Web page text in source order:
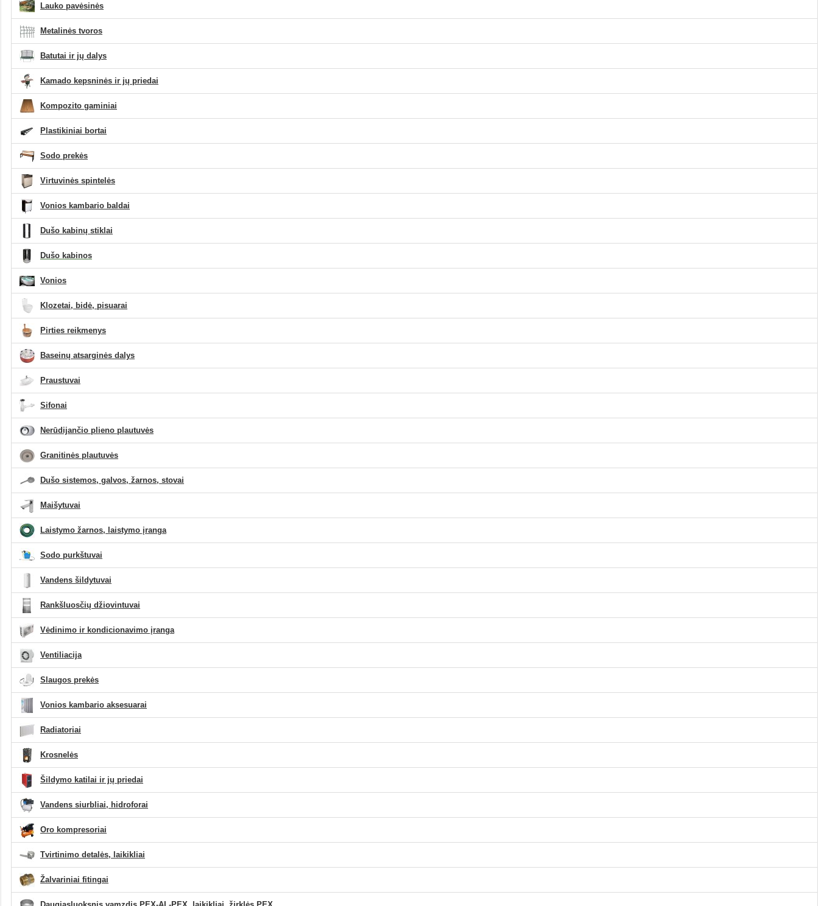
1880
1900
1940
1950
1970
1980
2000
2020
2030
2050
2150
2180
2300
Lauko pavėsinės
Metalinės tvoros
Batutai ir jų dalys
Kamado kepsninės ir jų priedai
Kompozito gaminiai
Plastikiniai bortai
Sodo prekės
Virtuvinės spintelės
Vonios kambario baldai
Dušo kabinų stiklai
Dušo kabinos
Vonios
Klozetai, bidė, pisuarai
Pirties reikmenys
Baseinų atsarginės dalys
Praustuvai
Sifonai
Nerūdijančio plieno plautuvės
Granitinės plautuvės
Dušo sistemos, galvos, žarnos, stovai
Maišytuvai
Laistymo žarnos, laistymo įranga
Sodo purkštuvai
Vandens šildytuvai
Rankšluosčių džiovintuvai
Vėdinimo ir kondicionavimo įranga
Ventiliacija
Slaugos prekės
Vonios kambario aksesuarai
Radiatoriai
Krosnelės
Šildymo katilai ir jų priedai
Vandens siurbliai, hidroforai
Oro kompresoriai
Tvirtinimo detalės, laikikliai
Žalvariniai fitingai
Daugiasluoksnis vamzdis PEX-AL-PEX, laikikliai, žirklės PEX